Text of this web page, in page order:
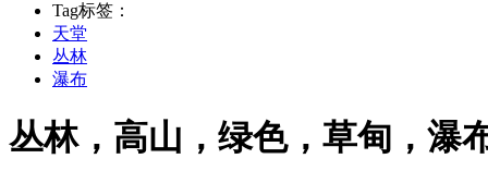
Tag标签：
天堂
丛林
瀑布
丛林，高山，绿色，草甸，瀑